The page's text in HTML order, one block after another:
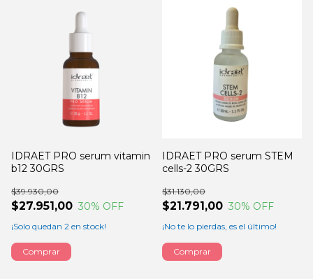
IDRAET PRO serum vitamin
b12 30GRS
$27.951,00
$39.930,00
30% OFF
¡Solo quedan 2 en stock!
IDRAET PRO serum STEM
cells-2 30GRS
$21.791,00
$31.130,00
30% OFF
¡No te lo pierdas, es el último!